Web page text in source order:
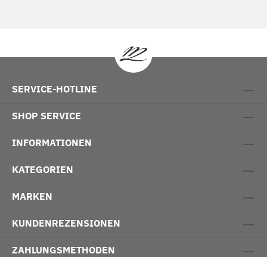
SERVICE-HOTLINE
SHOP SERVICE
INFORMATIONEN
KATEGORIEN
MARKEN
KUNDENREZENSIONEN
ZAHLUNGSMETHODEN